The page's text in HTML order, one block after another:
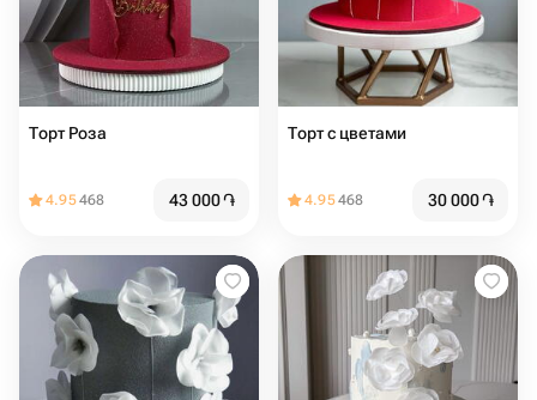
Торт Роза
4.95468 43 000֏
Торт с цветами
4.95468 30 000֏